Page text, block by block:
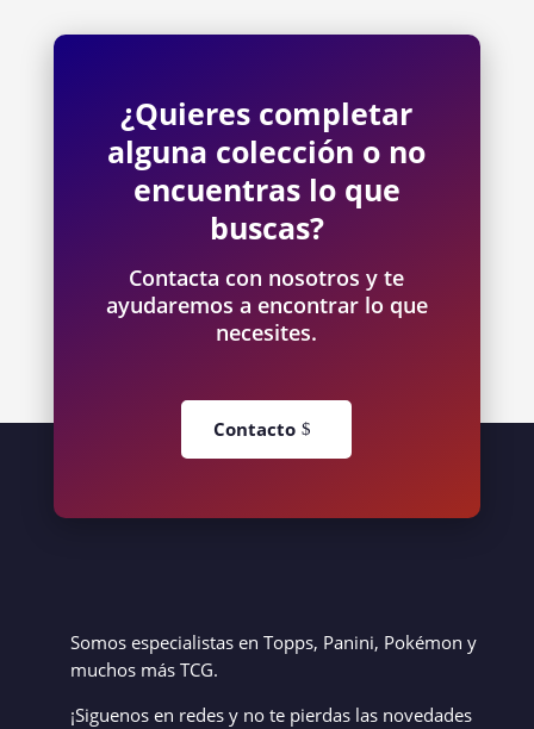
¿Quieres completar
alguna colección o no
encuentras lo que
buscas?
Contacta con nosotros y te
ayudaremos a encontrar lo que
necesites.
Contacto
Somos especialistas en Topps, Panini, Pokémon y
muchos más TCG.
¡Siguenos en redes y no te pierdas las novedades